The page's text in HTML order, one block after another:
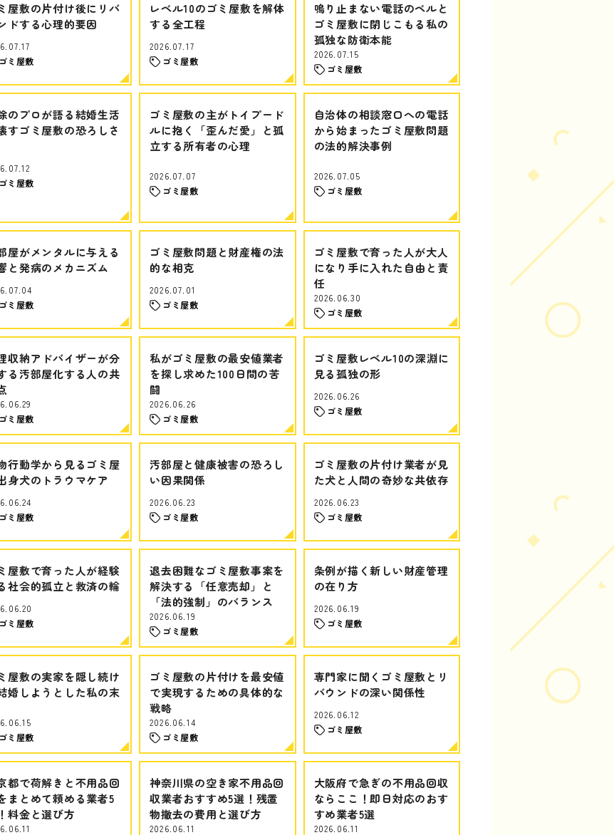
屋敷の片付け後にリバ
ドする心理的要因
ゴミ屋敷
レベル10のゴミ屋敷を解体
する全工程
2026.07.17
ゴミ屋敷
鳴り止まない電話のベルと
ゴミ屋敷に閉じこもる私の
孤独な防衛本能
2026.07.15
ゴミ屋敷
のプロが語る結婚生活
すゴミ屋敷の恐ろしさ
ゴミ屋敷
ゴミ屋敷の主がトイプード
ルに抱く「歪んだ愛」と孤
立する所有者の心理
2026.07.07
ゴミ屋敷
自治体の相談窓口への電話
から始まったゴミ屋敷問題
の法的解決事例
2026.07.05
ゴミ屋敷
屋がメンタルに与える
と発病のメカニズム
ゴミ屋敷
ゴミ屋敷問題と財産権の法
的な相克
2026.07.01
ゴミ屋敷
ゴミ屋敷で育った人が大人
になり手に入れた自由と責
任
2026.06.30
ゴミ屋敷
収納アドバイザーが分
る汚部屋化する人の共
ゴミ屋敷
私がゴミ屋敷の最安値業者
を探し求めた100日間の苦
闘
2026.06.26
ゴミ屋敷
ゴミ屋敷レベル10の深淵に
見る孤独の形
2026.06.26
ゴミ屋敷
行動学から見るゴミ屋
身犬のトラウマケア
ゴミ屋敷
汚部屋と健康被害の恐ろし
い因果関係
2026.06.23
ゴミ屋敷
ゴミ屋敷の片付け業者が見
た犬と人間の奇妙な共依存
2026.06.23
ゴミ屋敷
屋敷で育った人が経験
社会的孤立と救済の輪
ゴミ屋敷
退去困難なゴミ屋敷事案を
解決する「任意売却」と
「法的強制」のバランス
2026.06.19
ゴミ屋敷
条例が描く新しい財産管理
の在り方
2026.06.19
ゴミ屋敷
屋敷の実家を隠し続け
婚しようとした私の末
ゴミ屋敷
ゴミ屋敷の片付けを最安値
で実現するための具体的な
戦略
2026.06.14
ゴミ屋敷
専門家に聞くゴミ屋敷とリ
バウンドの深い関係性
2026.06.12
ゴミ屋敷
都で荷解きと不用品回
まとめて頼める業者5
料金と選び方
神奈川県の空き家不用品回
収業者おすすめ5選！残置
物撤去の費用と選び方
2026.06.11
大阪府で急ぎの不用品回収
ならここ！即日対応のおす
すめ業者5選
2026.06.11